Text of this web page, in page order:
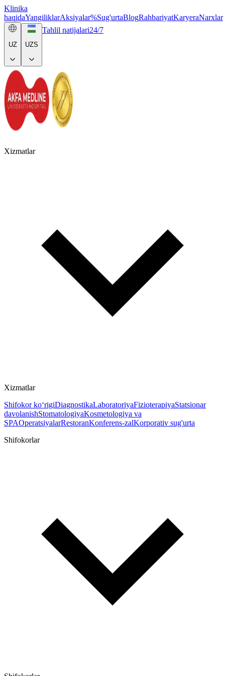
Klinika
haqidaYangiliklarAksiyalar%Sug'urtaBlogRahbariyatKaryeraNarxlar
UZ UZS
Tahlil natijalari24/7
Xizmatlar
Xizmatlar
Shifokor ko‘rigiDiagnostikaLaboratoriyaFizioterapiyaStatsionar
davolanishStomatologiyaKosmetologiya va
SPAOperatsiyalarRestoranKonferens-zalKorporativ sug'urta
Shifokorlar